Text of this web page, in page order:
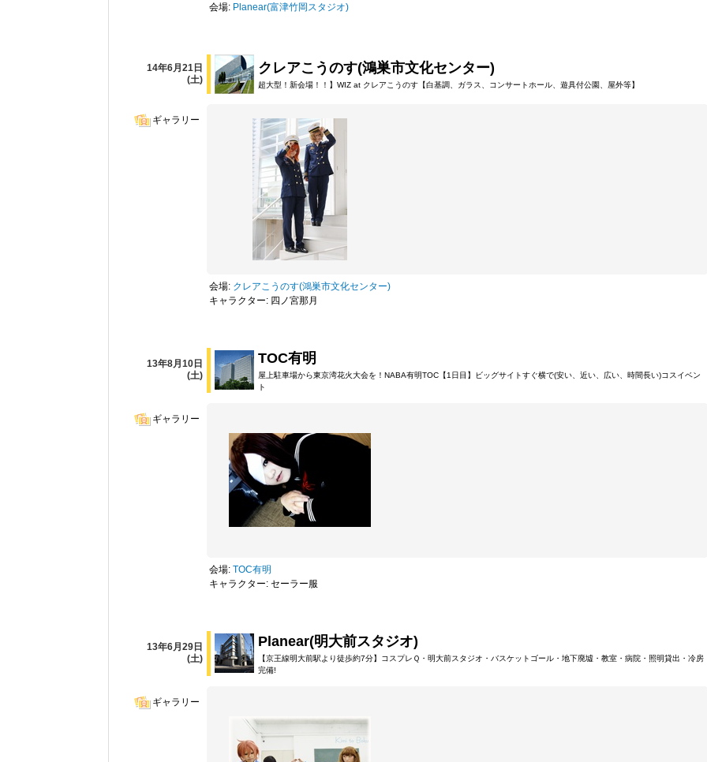
会場: Planear(富津竹岡スタジオ)
14年6月21日
(土)
クレアこうのす(鴻巣市文化センター)
超大型！新会場！！】WIZ at クレアこうのす【白基調、ガラス、コンサートホール、遊具付公園、屋外等】
ギャラリー
会場: クレアこうのす(鴻巣市文化センター)
キャラクター: 四ノ宮那月
13年8月10日
(土)
TOC有明
屋上駐車場から東京湾花火大会を！NABA有明TOC【1日目】ビッグサイトすぐ横で(安い、近い、広い、時間長い)コスイベン
ト
ギャラリー
会場: TOC有明
キャラクター: セーラー服
13年6月29日
(土)
Planear(明大前スタジオ)
【京王線明大前駅より徒歩約7分】コスプレＱ・明大前スタジオ・バスケットゴール・地下廃墟・教室・病院・照明貸出・冷房
完備!
ギャラリー